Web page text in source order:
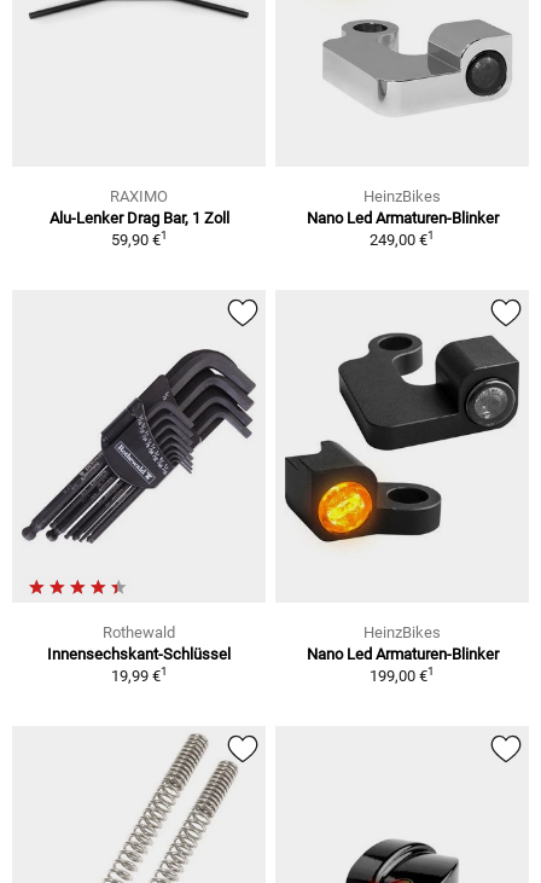
RAXIMO
Alu-Lenker Drag Bar, 1 Zoll
59,90 €1
HeinzBikes
Nano Led Armaturen-Blinker
249,00 €1
Rothewald
Innensechskant-Schlüssel
19,99 €1
HeinzBikes
Nano Led Armaturen-Blinker
199,00 €1